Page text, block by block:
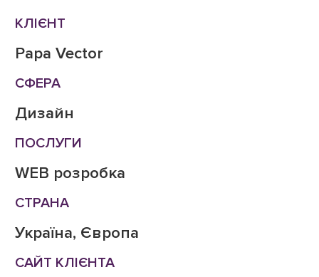
КЛІЄНТ
Papa Vector
СФЕРА
Дизайн
ПОСЛУГИ
WEB розробка
СТРАНА
Україна, Європа
САЙТ КЛІЄНТА